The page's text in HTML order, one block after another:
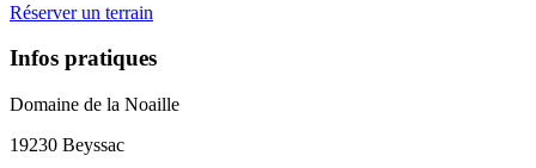
Réserver un terrain
Infos pratiques
Domaine de la Noaille
19230 Beyssac